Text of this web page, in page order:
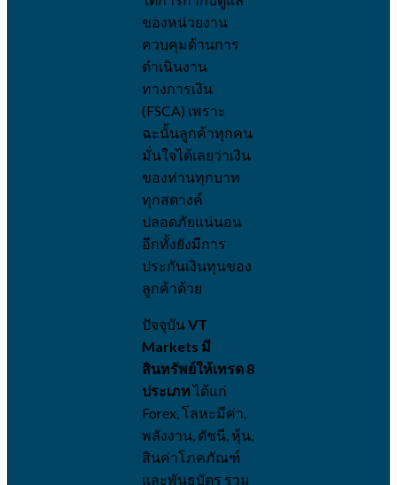
ของหน่วยงาน
ควบคุมด้านการ
ดำเนินงาน
ทางการเงิน
(FSCA) เพราะ
ฉะนั้นลูกค้าทุกคน
มั่นใจได้เลยว่าเงิน
ของท่านทุกบาท
ทุกสตางค์
ปลอดภัยแน่นอน
อีกทั้งยังมีการ
ประกันเงินทุนของ
ลูกค้าด้วย
ปัจจุบันVT
Markets มี
สินทรัพย์ให้เทรด 8
ประเภทได้แก่
Forex, โลหะมีค่า,
พลังงาน, ดัชนี, หุ้น,
สินค่าโภคภัณฑ์
และพันธบัตร รวม